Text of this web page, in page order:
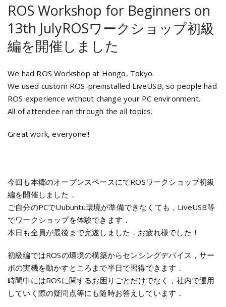
ROS Workshop for Beginners on
13th JulyROSワークショップ初級
編を開催しました
We had ROS Workshop at Hongo, Tokyo.
We used custom ROS-preinstalled LiveUSB, so people had
ROS experience without change your PC environment.
All of attendee ran through the all topics.
Great work, everyone!!
今回も本郷のオープンスペースにてROSワークショップ初級
編を開催しました．
ご自分のPCでUubuntu環境が準備できなくても，LiveUSB等
でワークショップを体験できます．
本日も全員が最後まで完遂しました．お疲れ様でした！
初級編ではROSの環境の構築からセンシングデバイス，サー
ボの実機を動かすところまで半日で習得できます．
時間中にはROSに関するお困りごとだけでなく，社内で運用
していく際の疑問点等にも随時お答えしています．